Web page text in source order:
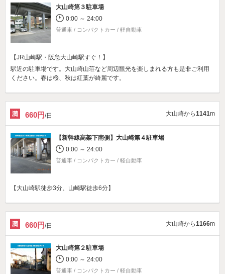
大山崎第３駐車場
0:00 ～ 24:00
普通車 / コンパクトカー / 軽自動車
【JR山崎駅・阪急大山崎駅すぐ！】
駅近の駐車場です。大山崎山荘など周辺観光を楽しまれる方も是非ご利用
ください。春は桜、秋は紅葉が綺麗です。
660円/日 大山崎から1141m
【新幹線高架下南側】 大山崎第４駐車場
0:00 ～ 24:00
普通車 / コンパクトカー / 軽自動車
【大山崎駅徒歩3分、山崎駅徒歩6分】
660円/日 大山崎から1166m
大山崎第２駐車場
0:00 ～ 24:00
普通車 / コンパクトカー / 軽自動車